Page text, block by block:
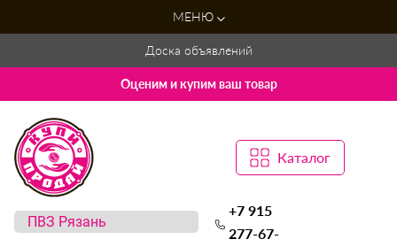
МЕНЮ
Доска объявлений
Оценим и купим ваш товар
Каталог
+7 915
277-67-